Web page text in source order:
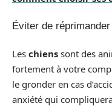
Éviter de réprimander
Les chiens sont des
fortement à votre
le gronder en cas
anxiété qui